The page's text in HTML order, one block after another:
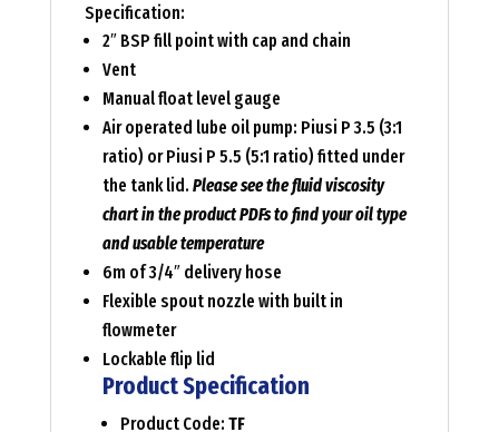
Specification:
2″ BSP fill point with cap and chain
Vent
Manual float level gauge
Air operated lube oil pump: Piusi P 3.5 (3:1
ratio) or Piusi P 5.5 (5:1 ratio) fitted under
the tank lid. Please see the fluid viscosity
chart in the product PDFs to find your oil type
and usable temperature
6m of 3/4″ delivery hose
Flexible spout nozzle with built in
flowmeter
Lockable flip lid
Product Specification
Product Code: TF